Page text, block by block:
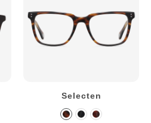
Selecten